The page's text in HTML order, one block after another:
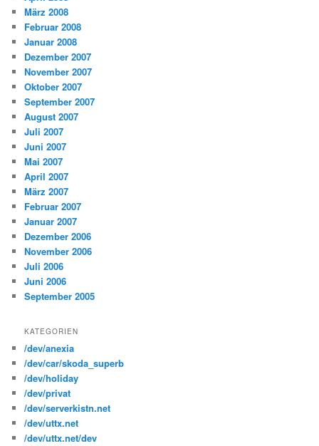
März 2008
Februar 2008
Januar 2008
Dezember 2007
November 2007
Oktober 2007
September 2007
August 2007
Juli 2007
Juni 2007
Mai 2007
April 2007
März 2007
Februar 2007
Januar 2007
Dezember 2006
November 2006
Juli 2006
Juni 2006
September 2005
KATEGORIEN
/dev/anexia
/dev/car/skoda_superb
/dev/holiday
/dev/privat
/dev/serverkistn.net
/dev/uttx.net
/dev/uttx.net/dev